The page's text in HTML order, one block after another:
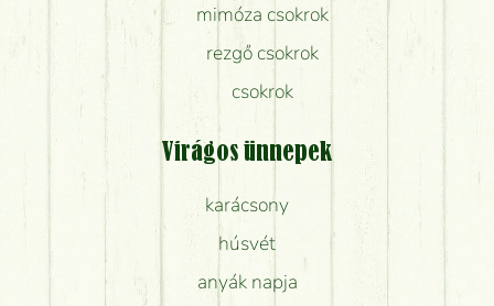
mimóza csokrok
rezgő csokrok
csokrok
Virágos ünnepek
karácsony
húsvét
anyák napja